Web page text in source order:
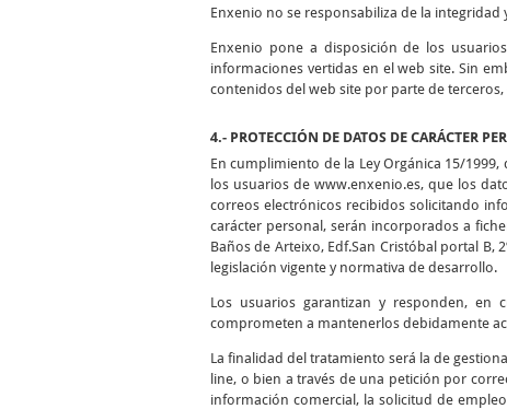
Enxenio no se responsabiliza de la integridad
Enxenio pone a disposición de los
informaciones vertidas en el web site. Sin
contenidos del web site por parte de
4.- PROTECCIÓN DE DATOS DE CARÁCTER
En cumplimiento de la Ley Orgánica 15/
los usuarios de www.enxenio.es, que los
correos electrónicos recibidos solicitando
carácter personal, serán incorporados a
Baños de Arteixo, Edf.San Cristóbal portal B,
legislación vigente y normativa de desarrollo.
Los usuarios garantizan y responden, en
comprometen a mantenerlos debidamente
La finalidad del tratamiento será la de
line, o bien a través de una petición por
información comercial, la solicitud de